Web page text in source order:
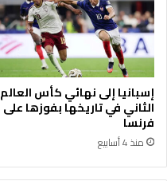
ع
ي
د
ا
ل
أ
ض
ح
ى
ا
ء
و
م
ؤ
س
س
ة
ه
إسبانيا إلى نهائي كأس العالم
الثاني في تاريخها بفوزها على
فرنسا
منذ 4 أسابيع